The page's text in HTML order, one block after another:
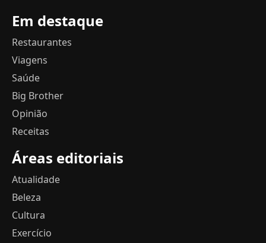
Em destaque
Restaurantes
Viagens
Saúde
Big Brother
Opinião
Receitas
Áreas editoriais
Atualidade
Beleza
Cultura
Exercício